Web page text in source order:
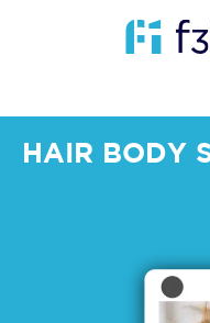
HAIR BODY